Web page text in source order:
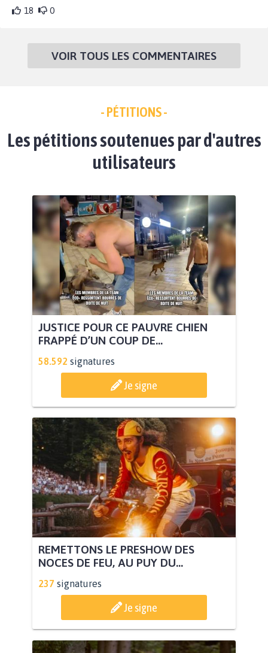
18 0
VOIR TOUS LES COMMENTAIRES
- PÉTITIONS -
Les pétitions soutenues par d'autres
utilisateurs
JUSTICE POUR CE PAUVRE CHIEN
FRAPPÉ D’UN COUP DE...
58.592 signatures
Je signe
REMETTONS LE PRESHOW DES
NOCES DE FEU, AU PUY DU...
237 signatures
Je signe